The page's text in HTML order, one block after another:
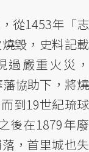
從1453年「志
毀，史料記載
過嚴重火災，
協助下，將燒
到19世紀琉球
後在1879年廢
，首里城也失